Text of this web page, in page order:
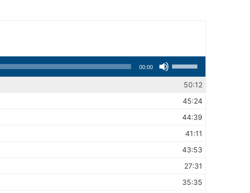
00:00
tasti
su/giù
diminuire
volume.
50:12
45:24
44:39
41:11
43:53
27:31
35:35